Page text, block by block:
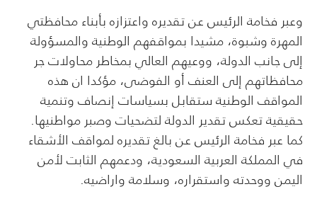
وعبر فخامة الرئيس عن تقديره واعتزازه بأبناء محافظتي
المهرة وشبوة، مشيدا بمواقفهم الوطنية والمسؤولة
إلى جانب الدولة، ووعيهم العالي بمخاطر محاولات جر
محافظاتهم إلى العنف أو الفوضى، مؤكدا ان هذه
المواقف الوطنية ستقابل بسياسات إنصاف وتنمية
حقيقية تعكس تقدير الدولة لتضحيات وصبر مواطنيها.
كما عبر فخامة الرئيس عن بالغ تقديره لمواقف الأشقاء
في المملكة العربية السعودية، ودعمهم الثابت لأمن
اليمن ووحدته واستقراره، وسلامة واراضيه.